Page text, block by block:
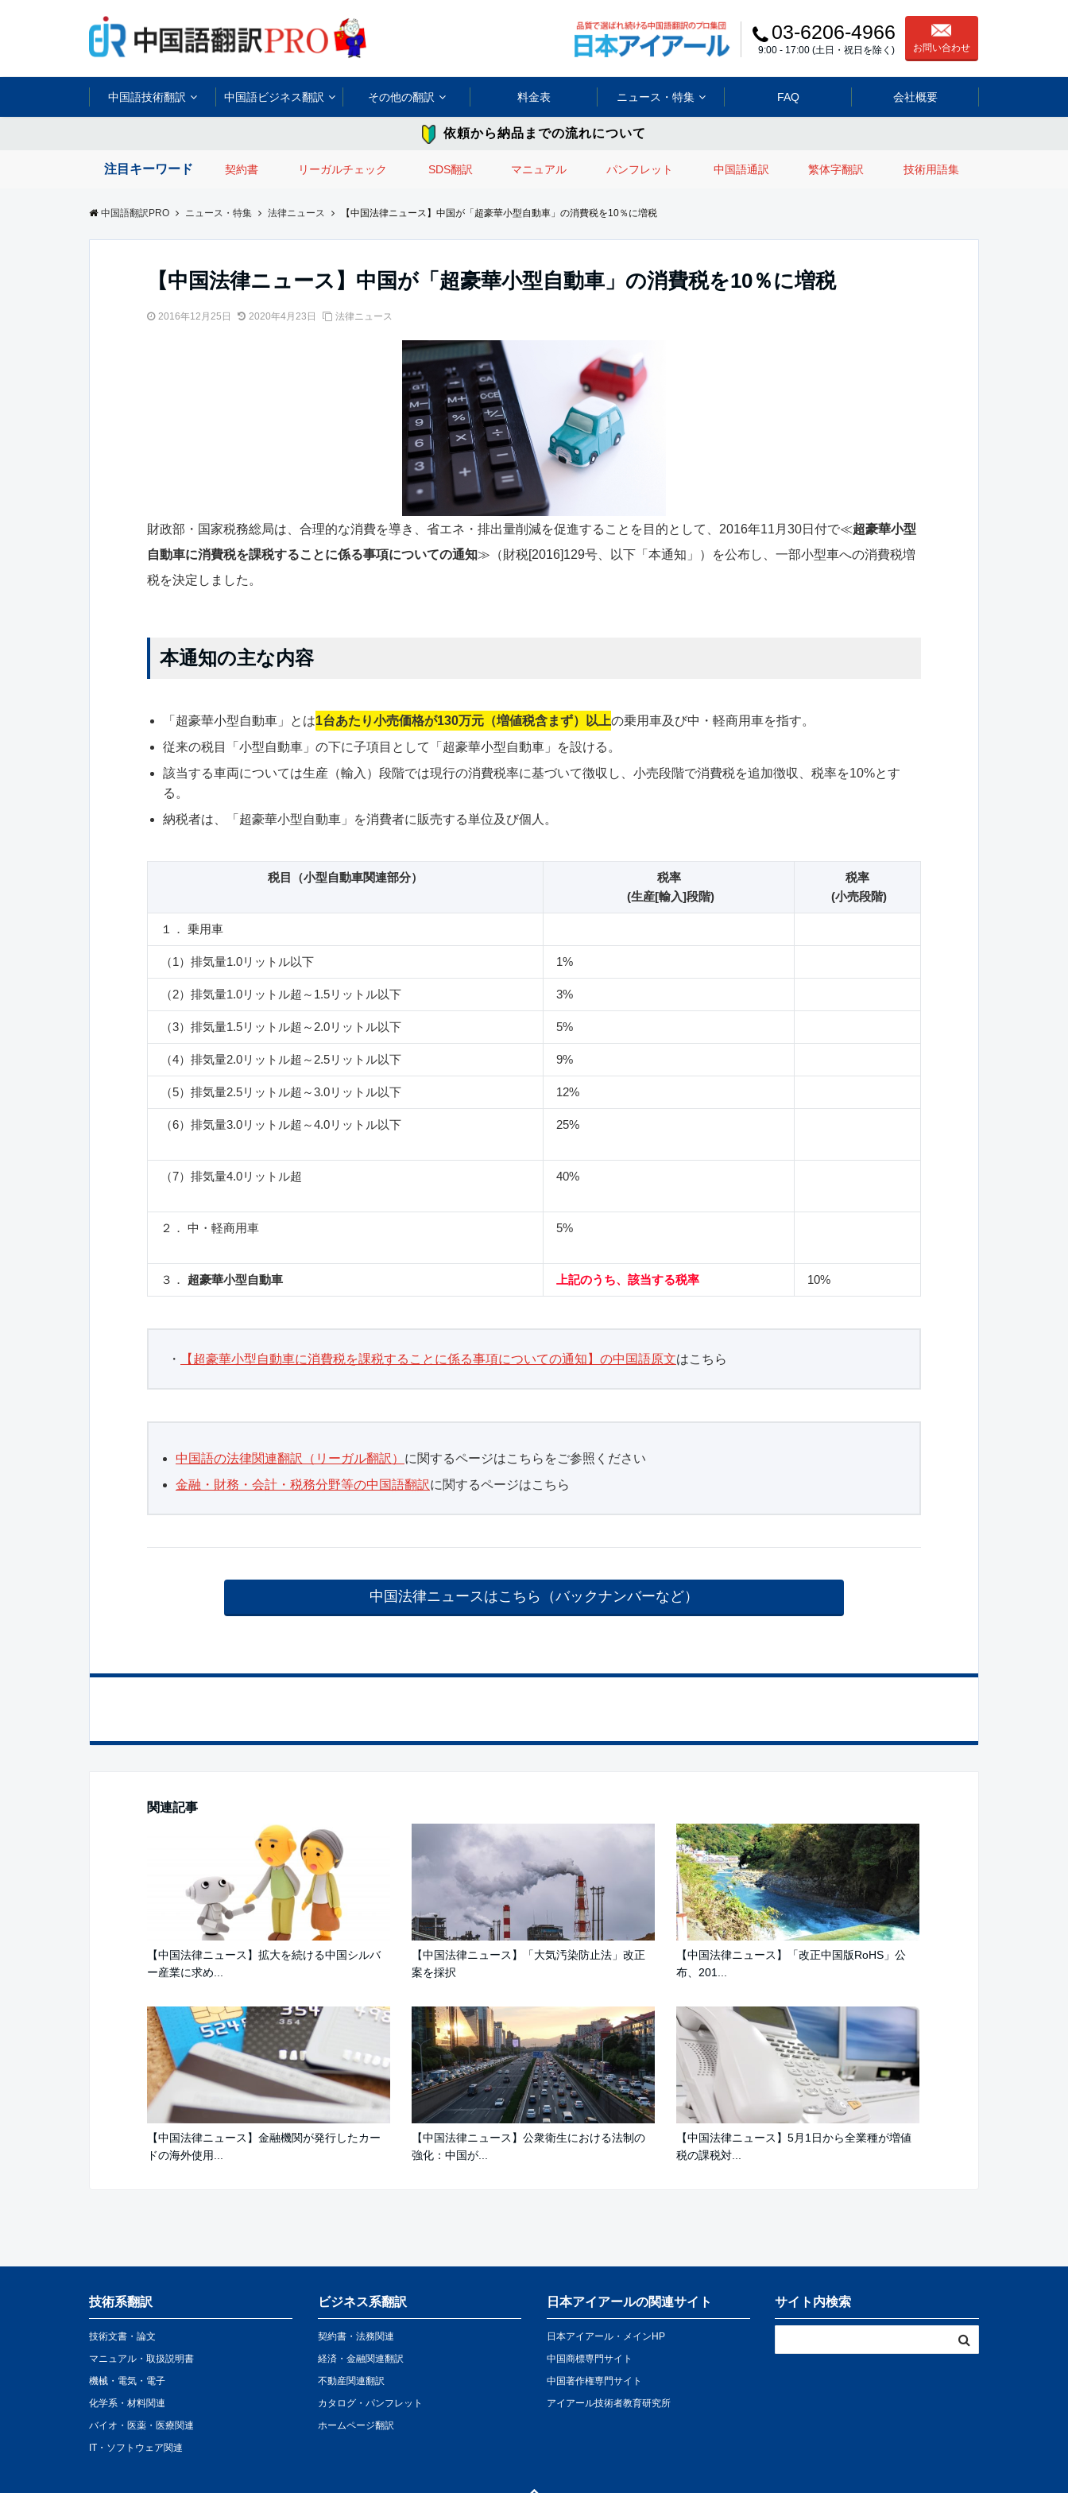
03-6206-4966
9:00 - 17:00 (土日・祝日を除く) お問い合わせ
中国語技術翻訳 中国語ビジネス翻訳 その他の翻訳 料金表 ニュース・特集 FAQ 会社概要
依頼から納品までの流れについて
注目キーワード 契約書 リーガルチェック SDS翻訳 マニュアル パンフレット 中国語通訳 繁体字翻訳 技術用語集
中国語翻訳PRO ニュース・特集 法律ニュース 【中国法律ニュース】中国が「超豪華小型自動車」の消費税を10％に増税
【中国法律ニュース】中国が「超豪華小型自動車」の消費税を10％に増税
2016年12月25日 2020年4月23日 法律ニュース
財政部・国家税務総局は、合理的な消費を導き、省エネ・排出量削減を促進することを目的として、2016年11月30日付で≪超豪華小型
自動車に消費税を課税することに係る事項についての通知≫（財税[2016]129号、以下「本通知」）を公布し、一部小型車への消費税増
税を決定しました。
本通知の主な内容
「超豪華小型自動車」とは1台あたり小売価格が130万元（増値税含まず）以上の乗用車及び中・軽商用車を指す。
従来の税目「小型自動車」の下に子項目として「超豪華小型自動車」を設ける。
該当する車両については生産（輸入）段階では現行の消費税率に基づいて徴収し、小売段階で消費税を追加徴収、税率を10%とす
る。
納税者は、「超豪華小型自動車」を消費者に販売する単位及び個人。
税目（小型自動車関連部分）
税率
(生産[輸入]段階)
税率
(小売段階)
１． 乗用車
（1）排気量1.0リットル以下 1%
（2）排気量1.0リットル超～1.5リットル以下 3%
（3）排気量1.5リットル超～2.0リットル以下 5%
（4）排気量2.0リットル超～2.5リットル以下 9%
（5）排気量2.5リットル超～3.0リットル以下 12%
（6）排気量3.0リットル超～4.0リットル以下 25%
（7）排気量4.0リットル超 40%
２． 中・軽商用車 5%
３． 超豪華小型自動車 上記のうち、該当する税率 10%
・ 【超豪華小型自動車に消費税を課税することに係る事項についての通知】の中国語原文はこちら
中国語の法律関連翻訳（リーガル翻訳） に関するページはこちらをご参照ください
金融・財務・会計・税務分野等の中国語翻訳に関するページはこちら
中国法律ニュースはこちら（バックナンバーなど）
関連記事
【中国法律ニュース】拡大を続ける中国シルバ
ー産業に求め...
【中国法律ニュース】「大気汚染防止法」改正
案を採択
【中国法律ニュース】「改正中国版RoHS」公
布、201...
【中国法律ニュース】金融機関が発行したカー
ドの海外使用...
【中国法律ニュース】公衆衛生における法制の
強化：中国が...
【中国法律ニュース】5月1日から全業種が増値
税の課税対...
技術系翻訳
技術文書・論文
マニュアル・取扱説明書
機械・電気・電子
化学系・材料関連
バイオ・医薬・医療関連
IT・ソフトウェア関連
ビジネス系翻訳
契約書・法務関連
経済・金融関連翻訳
不動産関連翻訳
カタログ・パンフレット
ホームページ翻訳
日本アイアールの関連サイト
日本アイアール・メインHP
中国商標専門サイト
中国著作権専門サイト
アイアール技術者教育研究所
サイト内検索